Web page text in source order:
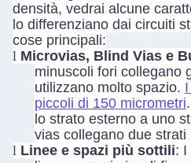
densità, vedrai alcune
lo differenziano dai circuiti
cose principali:
l Microvias, Blind Vias e
minuscoli fori collegano
utilizzano molto spazio.
piccoli di 150 micrometri
lo strato esterno a uno
vias collegano due strati
l Linee e spazi più sottili: I